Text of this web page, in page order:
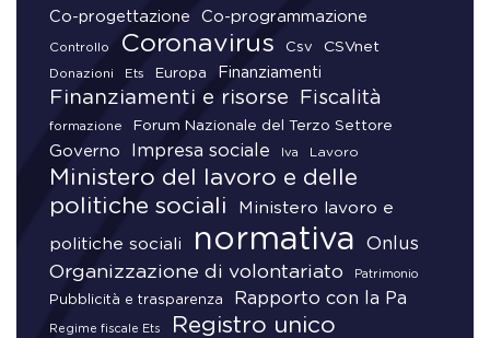
Co-progettazione Co-programmazione
Controllo Coronavirus Csv CSVnet
Donazioni Ets Europa Finanziamenti
Finanziamenti e risorse Fiscalità
formazione Forum Nazionale del Terzo Settore
Governo Impresa sociale Iva Lavoro
Ministero del lavoro e delle
politiche sociali
Ministero lavoro e
politiche sociali normativa Onlus
Organizzazione di volontariato Patrimonio
Pubblicità e trasparenza Rapporto con la Pa
Regime fiscale Ets
Registro unico